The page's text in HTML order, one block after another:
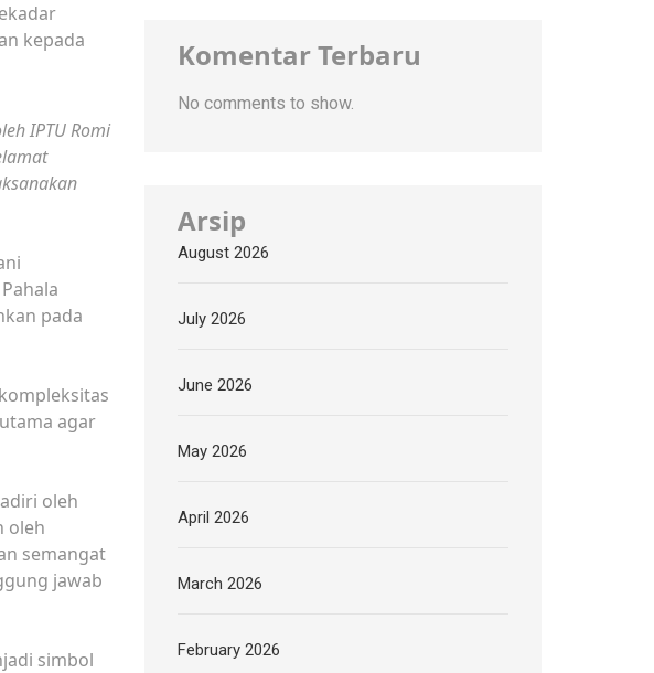
kepada
IPTU Romi
pada
agar
oleh
oleh
semangat
jawab
simbol
Komentar Terbaru
No comments to show.
Arsip
August 2026
July 2026
June 2026
May 2026
April 2026
March 2026
February 2026